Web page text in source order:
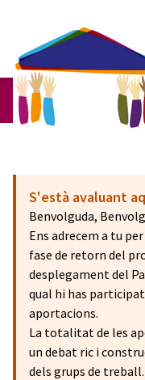
Pacte de Ciutat
S'està avaluant
Benvolguda,
Ens adrecem a tu
fase de retorn del
desplegament del
qual hi has
aportacions.
La totalitat de les
un debat ric i
dels grups de